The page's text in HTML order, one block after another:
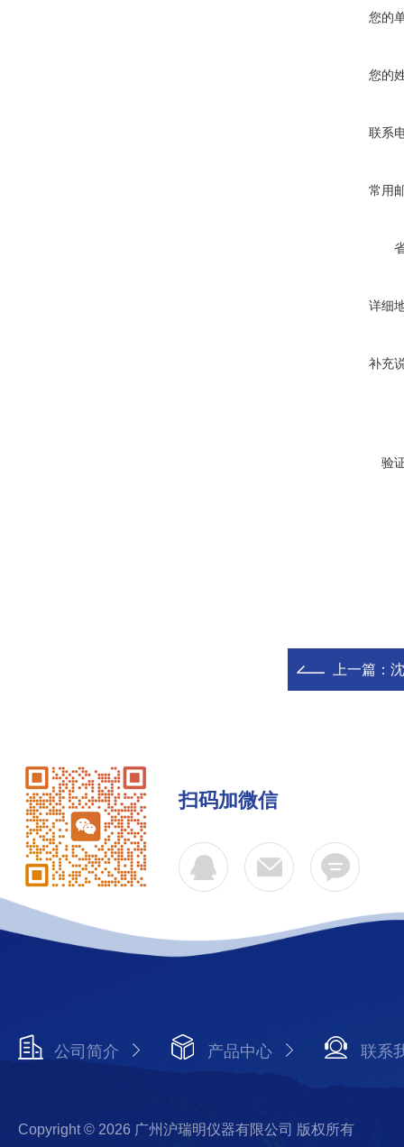
您的
您的
联系
常用
详细
补充
验
上一篇：
扫码加微信
公司简介 产品中心 联系
Copyright © 2026 广州沪瑞明仪器有限公司 版权所有